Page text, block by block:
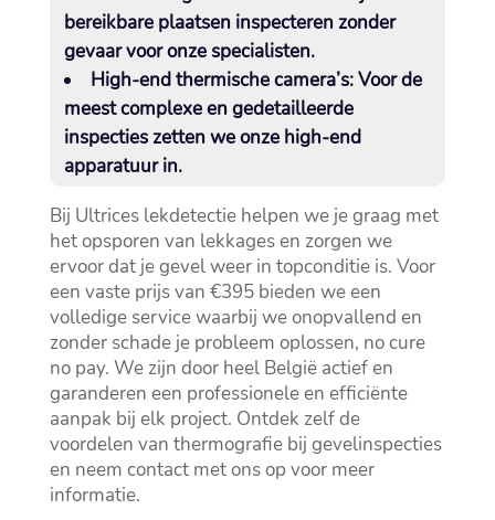
bereikbare plaatsen inspecteren zonder
gevaar voor onze specialisten.​
High-end thermische camera’s:Voor de
meest complexe en gedetailleerde
inspecties zetten we onze high-end
apparatuur in.​
Bij Ultrices lekdetectie helpen we je graag met
het opsporen van lekkages en zorgen we
ervoor dat je gevel weer in topconditie is.​ Voor
een vaste prijs van €395 bieden we een
volledige service waarbij we onopvallend en
zonder schade je probleem oplossen, no cure
no pay.​ We zijn door heel België actief en
garanderen een professionele en efficiënte
aanpak bij elk project.​ Ontdek zelf de
voordelen van thermografie bij gevelinspecties
en neem contact met ons op voor meer
informatie.​